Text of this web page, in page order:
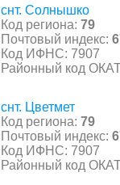
снт. Солнышко
Код региона: 79
Почтовый индекс:
Код ИФНС: 7907
Районный код
снт. Цветмет
Код региона: 79
Почтовый индекс:
Код ИФНС: 7907
Районный код